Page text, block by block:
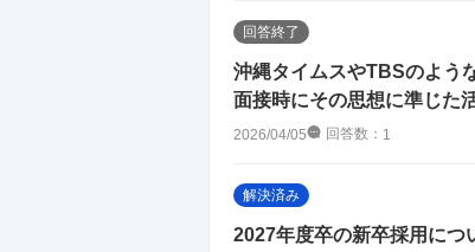
回答終了
沖縄タイムスやTBSのよう
面接時にその思想に準じた
2026/04/05 回答数： 1
解決済み
2027年度卒の新卒採用につ